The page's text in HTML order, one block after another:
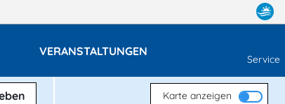
VERANSTALTUNGEN
Service
Karte anzeigen